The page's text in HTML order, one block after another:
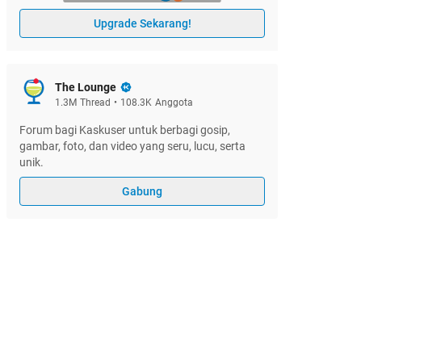
Upgrade Sekarang!
The Lounge
1.3M Thread • 108.3K Anggota
Forum bagi Kaskuser untuk berbagi gosip,
gambar, foto, dan video yang seru, lucu, serta
unik.
Gabung